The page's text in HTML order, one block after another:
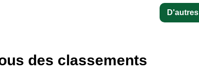
des classements